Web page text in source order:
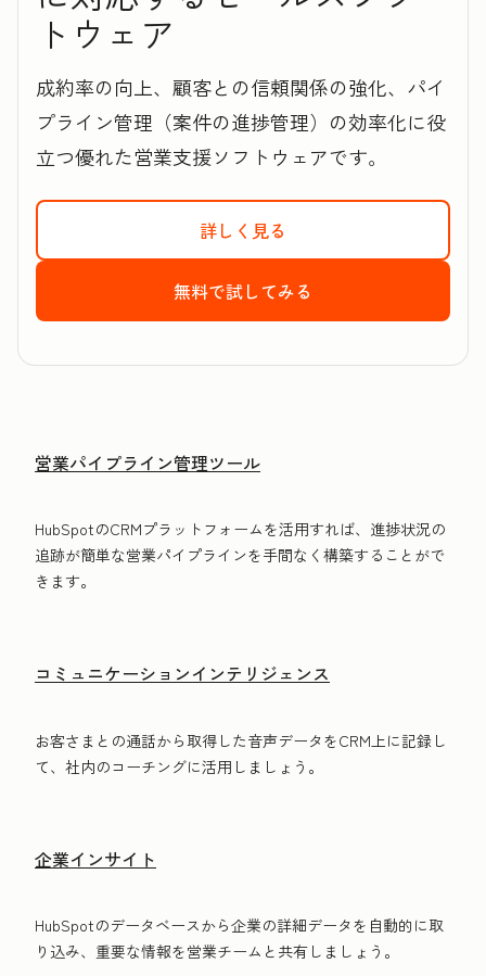
トウェア
成約率の向上、顧客との信頼関係の強化、パイ
プライン管理（案件の進捗管理）の効率化に役
立つ優れた営業支援ソフトウェアです。
詳しく見る
無料で試してみる
営業パイプライン管理ツール
HubSpotのCRMプラットフォームを活用すれば、進捗状況の
追跡が簡単な営業パイプラインを手間なく構築することがで
きます。
コミュニケーションインテリジェンス
お客さまとの通話から取得した音声データをCRM上に記録し
て、社内のコーチングに活用しましょう。
企業インサイト
HubSpotのデータベースから企業の詳細データを自動的に取
り込み、重要な情報を営業チームと共有しましょう。